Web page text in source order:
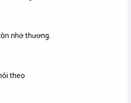
nhớ thương.
theo